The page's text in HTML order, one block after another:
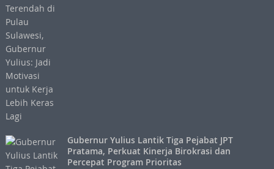
Gubernur Yulius Lantik Tiga Pejabat JPT
Pratama, Perkuat Kinerja Birokrasi dan
Percepat Program Prioritas